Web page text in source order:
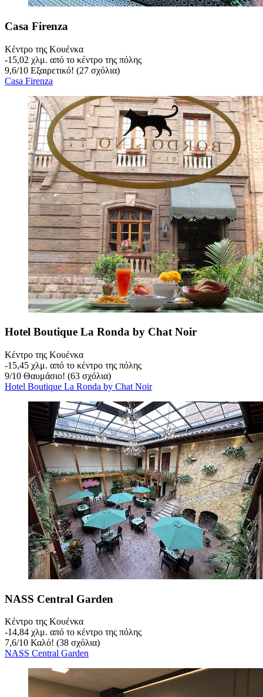
Casa Firenza
Κέντρο της Κουένκα
‐15,02 χλμ. από το κέντρο της πόλης
9,6/10 Εξαιρετικό! (27 σχόλια)
Casa Firenza
Hotel Boutique La Ronda by Chat Noir
Κέντρο της Κουένκα
‐15,45 χλμ. από το κέντρο της πόλης
9/10 Θαυμάσιο! (63 σχόλια)
Hotel Boutique La Ronda by Chat Noir
NASS Central Garden
Κέντρο της Κουένκα
‐14,84 χλμ. από το κέντρο της πόλης
7,6/10 Καλό! (38 σχόλια)
NASS Central Garden